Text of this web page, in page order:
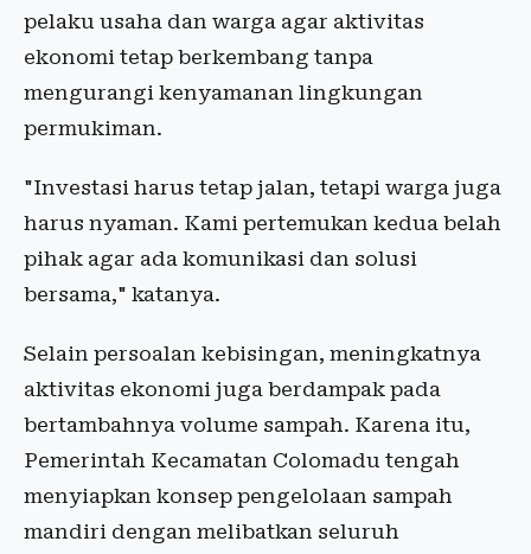
pelaku usaha dan warga agar aktivitas
ekonomi tetap berkembang tanpa
mengurangi kenyamanan lingkungan
permukiman.
"Investasi harus tetap jalan, tetapi warga juga
harus nyaman. Kami pertemukan kedua belah
pihak agar ada komunikasi dan solusi
bersama," katanya.
Selain persoalan kebisingan, meningkatnya
aktivitas ekonomi juga berdampak pada
bertambahnya volume sampah. Karena itu,
Pemerintah Kecamatan Colomadu tengah
menyiapkan konsep pengelolaan sampah
mandiri dengan melibatkan seluruh